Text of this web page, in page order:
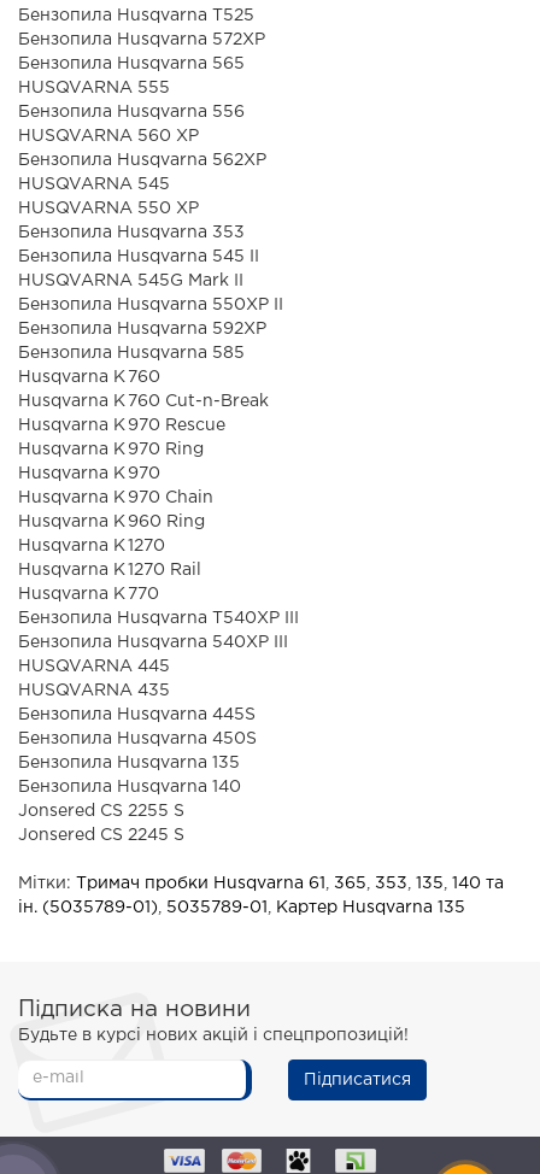
Бензопила Husqvarna T525
Бензопила Husqvarna 572XP
Бензопила Husqvarna 565
HUSQVARNA 555
Бензопила Husqvarna 556
HUSQVARNA 560 XP
Бензопила Husqvarna 562XP
HUSQVARNA 545
HUSQVARNA 550 XP
Бензопила Husqvarna 353
Бензопила Husqvarna 545 II
HUSQVARNA 545G Mark II
Бензопила Husqvarna 550XP II
Бензопила Husqvarna 592ХР
Бензопила Husqvarna 585
Husqvarna K 760
Husqvarna K 760 Cut-n-Break
Husqvarna K 970 Rescue
Husqvarna K 970 Ring
Husqvarna K 970
Husqvarna K 970 Chain
Husqvarna K 960 Ring
Husqvarna K 1270
Husqvarna K 1270 Rail
Husqvarna K 770
Бензопила Husqvarna T540XP III
Бензопила Husqvarna 540XP III
HUSQVARNA 445
HUSQVARNA 435
Бензопила Husqvarna 445S
Бензопила Husqvarna 450S
Бензопила Husqvarna 135
Бензопила Husqvarna 140
Jonsered CS 2255 S
Jonsered CS 2245 S
Мітки: Тримач пробки Husqvarna 61 365 353 135
140 та
ін. (5035789-01)
5035789-01 Картер Husqvarna 135
Підписка на новини
Будьте в курсі нових акцій і спецпропозицій!
Підписатися